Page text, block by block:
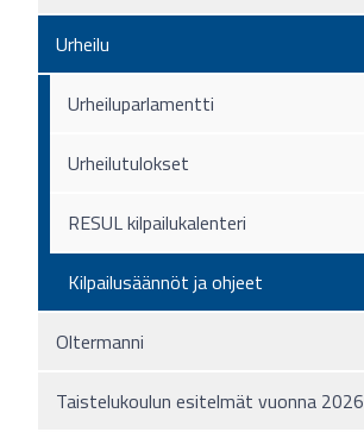
Urheilu
Urheiluparlamentti
Urheilutulokset
RESUL kilpailukalenteri
Kilpailusäännöt ja ohjeet
Oltermanni
Taistelukoulun esitelmät vuonna 2026